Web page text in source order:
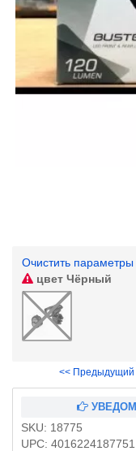
Очистить параметры
цвет Чёрный
<< Предыдущий
SKU: 18775
UPC: 4016224187751